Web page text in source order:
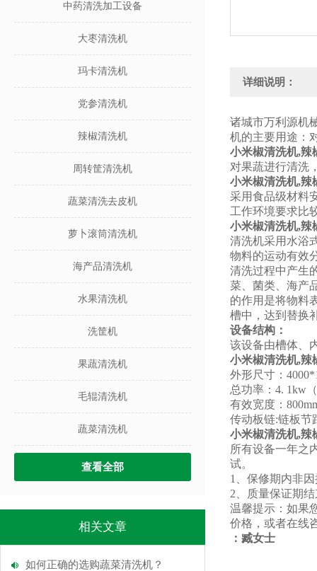
中药清洗加工设备
大枣清洗机
玛卡清洗机
党参清洗机
辣椒清洗机
周转筐清洗机
蔬菜清洗去皮机
萝卜滚筒清洗机
海产品清洗机
水果清洗机
洗筐机
果蔬清洗机
毛辊清洗机
蔬菜清洗机
查看全部
相关文章
如何正确的选购蔬菜清洗机？
详细说明：
诸城市万利源机
机的主要用途：
小米椒清洗机,辣
对果蔬进行清洗
小米椒清洗机,辣
采用食品级材料
工作环境要求比
小米椒清洗机,辣
清洗机采用水浴
物料的运动有效
清洗过程中产生
菜、菌类、海产
的作用是将物料
槽中，达到替换
设备结构：
该设备由槽体、
小米椒清洗机,辣
外形尺寸：
总功率：4. 1kw
有效宽度：
传动板链:链板
小米椒清洗机,辣
所有设备一年之
试。
1、 保修期内非
2、
质量保证期
温馨提示：如果
价格，或者在线
： 臧女士